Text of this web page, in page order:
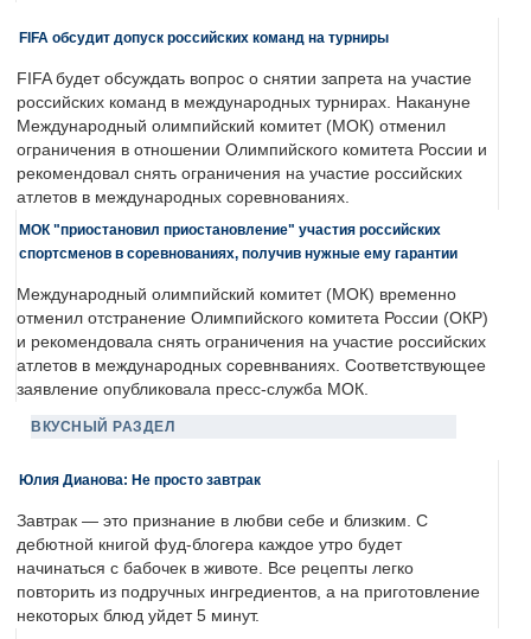
FIFA обсудит допуск российских команд на турниры
FIFA будет обсуждать вопрос о снятии запрета на участие
российских команд в международных турнирах. Накануне
Международный олимпийский комитет (МОК) отменил
ограничения в отношении Олимпийского комитета России и
рекомендовал снять ограничения на участие российских
атлетов в международных соревнованиях.
МОК "приостановил приостановление" участия российских
спортсменов в соревнованиях, получив нужные ему гарантии
Международный олимпийский комитет (МОК) временно
отменил отстранение Олимпийского комитета России (ОКР)
и рекомендовала снять ограничения на участие российских
атлетов в международных соревнваниях. Соответствующее
заявление опубликовала пресс-служба МОК.
ВКУСНЫЙ РАЗДЕЛ
Юлия Дианова: Не просто завтрак
Завтрак — это признание в любви себе и близким. С
дебютной книгой фуд-блогера каждое утро будет
начинаться с бабочек в животе. Все рецепты легко
повторить из подручных ингредиентов, а на приготовление
некоторых блюд уйдет 5 минут.